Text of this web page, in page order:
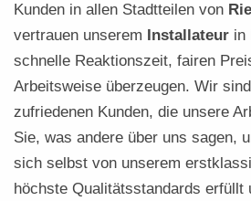
Kunden in allen Stadtteilen von
vertrauen unserem Installateur in
schnelle Reaktionszeit, fairen
Arbeitsweise überzeugen. Wir
zufriedenen Kunden, die unsere
Sie, was andere über uns sagen,
sich selbst von unserem
höchste Qualitätsstandards erfüllt